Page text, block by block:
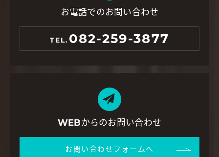
お電話でのお問い合わせ
TEL. 082-259-3877
WEBからのお問い合わせ
お問い合わせフォームへ